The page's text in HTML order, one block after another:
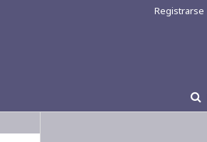
Registrarse